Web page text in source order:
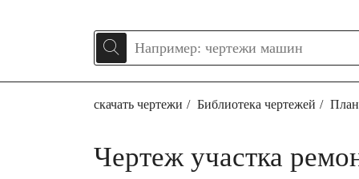
скачать чертежи Библиотека чертежей
Чертеж участка